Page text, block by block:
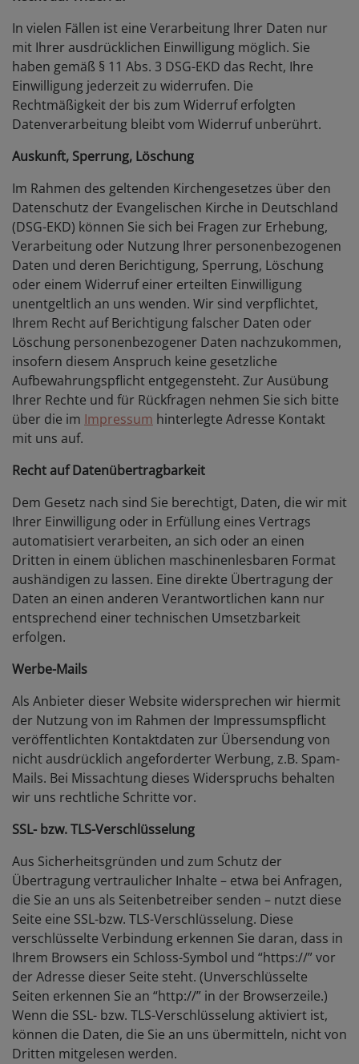
In vielen Fällen ist eine Verarbeitung Ihrer Daten nur
mit Ihrer ausdrücklichen Einwilligung möglich. Sie
haben gemäß § 11 Abs. 3 DSG-EKD das Recht, Ihre
Einwilligung jederzeit zu widerrufen. Die
Rechtmäßigkeit der bis zum Widerruf erfolgten
Datenverarbeitung bleibt vom Widerruf unberührt.
Auskunft, Sperrung, Löschung
Im Rahmen des geltenden Kirchengesetzes über den
Datenschutz der Evangelischen Kirche in Deutschland
(DSG-EKD) können Sie sich bei Fragen zur Erhebung,
Verarbeitung oder Nutzung Ihrer personenbezogenen
Daten und deren Berichtigung, Sperrung, Löschung
oder einem Widerruf einer erteilten Einwilligung
unentgeltlich an uns wenden. Wir sind verpflichtet,
Ihrem Recht auf Berichtigung falscher Daten oder
Löschung personenbezogener Daten nachzukommen,
insofern diesem Anspruch keine gesetzliche
Aufbewahrungspflicht entgegensteht. Zur Ausübung
Ihrer Rechte und für Rückfragen nehmen Sie sich bitte
über die im Impressum hinterlegte Adresse Kontakt
mit uns auf.
Recht auf Datenübertragbarkeit
Dem Gesetz nach sind Sie berechtigt, Daten, die wir mit
Ihrer Einwilligung oder in Erfüllung eines Vertrags
automatisiert verarbeiten, an sich oder an einen
Dritten in einem üblichen maschinenlesbaren Format
aushändigen zu lassen. Eine direkte Übertragung der
Daten an einen anderen Verantwortlichen kann nur
entsprechend einer technischen Umsetzbarkeit
erfolgen.
Werbe-Mails
Als Anbieter dieser Website widersprechen wir hiermit
der Nutzung von im Rahmen der Impressumspflicht
veröffentlichten Kontaktdaten zur Übersendung von
nicht ausdrücklich angeforderter Werbung, z.B. Spam-
Mails. Bei Missachtung dieses Widerspruchs behalten
wir uns rechtliche Schritte vor.
SSL- bzw. TLS-Verschlüsselung
Aus Sicherheitsgründen und zum Schutz der
Übertragung vertraulicher Inhalte – etwa bei Anfragen,
die Sie an uns als Seitenbetreiber senden – nutzt diese
Seite eine SSL-bzw. TLS-Verschlüsselung. Diese
verschlüsselte Verbindung erkennen Sie daran, dass in
Ihrem Browsers ein Schloss-Symbol und “https://” vor
der Adresse dieser Seite steht. (Unverschlüsselte
Seiten erkennen Sie an “http://” in der Browserzeile.)
Wenn die SSL- bzw. TLS-Verschlüsselung aktiviert ist,
können die Daten, die Sie an uns übermitteln, nicht von
Dritten mitgelesen werden.